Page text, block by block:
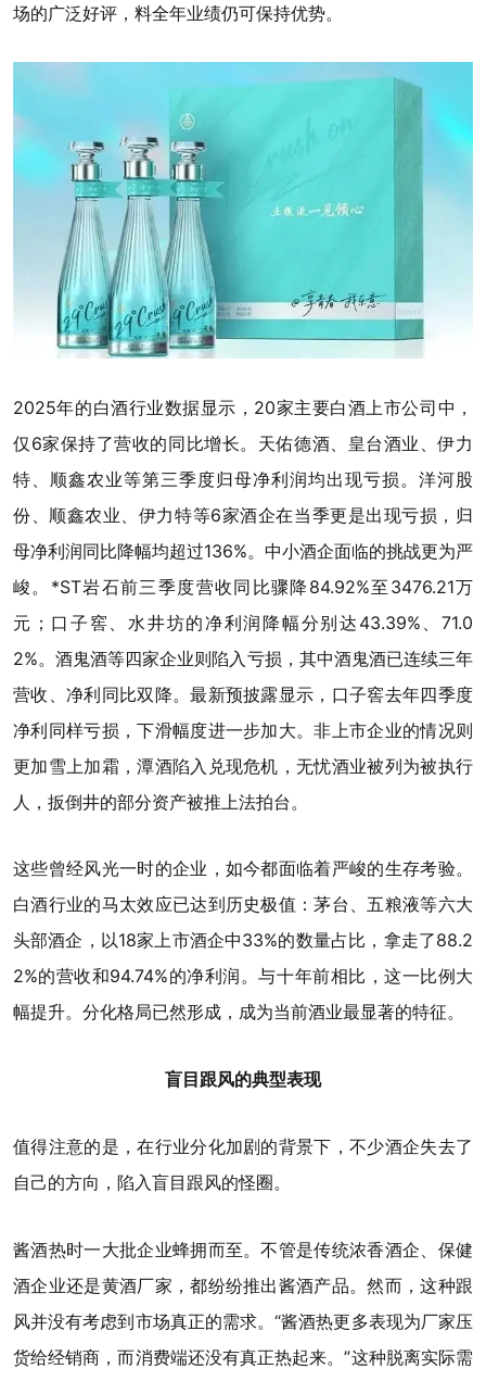
场的广泛好评，料全年业绩仍可保持优势。
2025年的白酒行业数据显示，20家主要白酒上市公司中，
仅6家保持了营收的同比增长。天佑德酒、皇台酒业、伊力
特、顺鑫农业等第三季度归母净利润均出现亏损。洋河股
份、顺鑫农业、伊力特等6家酒企在当季更是出现亏损，归
母净利润同比降幅均超过136%。中小酒企面临的挑战更为严
峻。*ST岩石前三季度营收同比骤降84.92%至3476.21万
元；口子窖、水井坊的净利润降幅分别达43.39%、71.0
2%。酒鬼酒等四家企业则陷入亏损，其中酒鬼酒已连续三年
营收、净利同比双降。最新预披露显示，口子窖去年四季度
净利同样亏损，下滑幅度进一步加大。非上市企业的情况则
更加雪上加霜，潭酒陷入兑现危机，无忧酒业被列为被执行
人，扳倒井的部分资产被推上法拍台。
这些曾经风光一时的企业，如今都面临着严峻的生存考验。
白酒行业的马太效应已达到历史极值：茅台、五粮液等六大
头部酒企，以18家上市酒企中33%的数量占比，拿走了88.2
2%的营收和94.74%的净利润。与十年前相比，这一比例大
幅提升。分化格局已然形成，成为当前酒业最显著的特征。
盲目跟风的典型表现
值得注意的是，在行业分化加剧的背景下，不少酒企失去了
自己的方向，陷入盲目跟风的怪圈。
酱酒热时一大批企业蜂拥而至。不管是传统浓香酒企、保健
酒企业还是黄酒厂家，都纷纷推出酱酒产品。然而，这种跟
风并没有考虑到市场真正的需求。“酱酒热更多表现为厂家压
货给经销商，而消费端还没有真正热起来。”这种脱离实际需